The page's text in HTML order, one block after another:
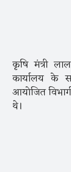
कृषि मंत्री
कार्यालय के
आयोजित
थे।